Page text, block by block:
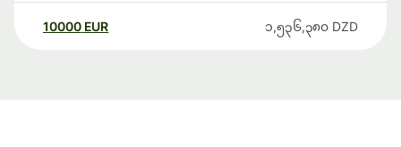
10000 EUR ၁,၅၃၆,၃၈၀ DZD